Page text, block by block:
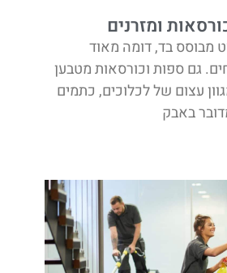
ומזרנים
מבוסס בד, דומה מאוד
גם ספות וכורסאות מטבען
עצום של לכלוכים, כתמים
באבק